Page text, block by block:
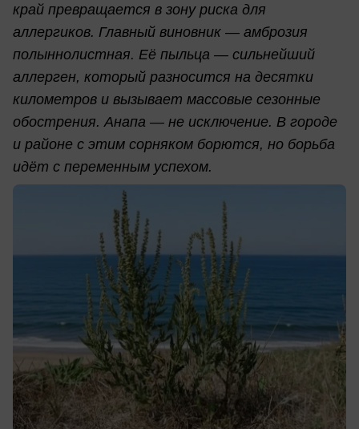
край превращается в зону риска для
аллергиков. Главный виновник — амброзия
полыннолистная. Её пыльца — сильнейший
аллерген, который разносится на десятки
километров и вызывает массовые сезонные
обострения. Анапа — не исключение. В городе
и районе с этим сорняком борются, но борьба
идёт с переменным успехом.